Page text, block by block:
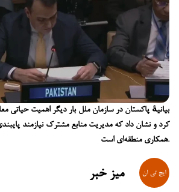
بیانیهٔ پاکستان در سازمان ملل بار دیگر اهمیت حیاتی
کرد و نشان داد که مدیریت منابع مشترک نیازمند
همکاری منطقه‌ای است.
میز خبر